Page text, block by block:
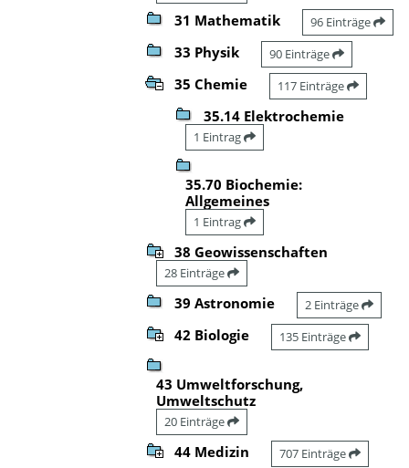
31 Mathematik 96 Einträge
33 Physik 90 Einträge
35 Chemie 117 Einträge
35.14 Elektrochemie
1 Eintrag
35.70 Biochemie:
Allgemeines
1 Eintrag
38 Geowissenschaften
28 Einträge
39 Astronomie 2 Einträge
42 Biologie 135 Einträge
43 Umweltforschung,
Umweltschutz
20 Einträge
44 Medizin 707 Einträge